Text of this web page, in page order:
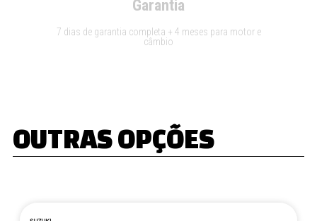
Garantia
7 dias de garantia completa + 4 meses para motor e
câmbio
OUTRAS OPÇÕES